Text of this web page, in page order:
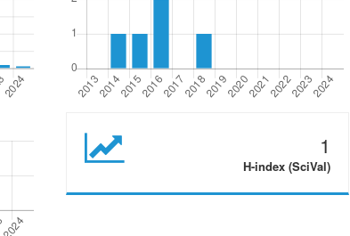
1
H-index (SciVal)